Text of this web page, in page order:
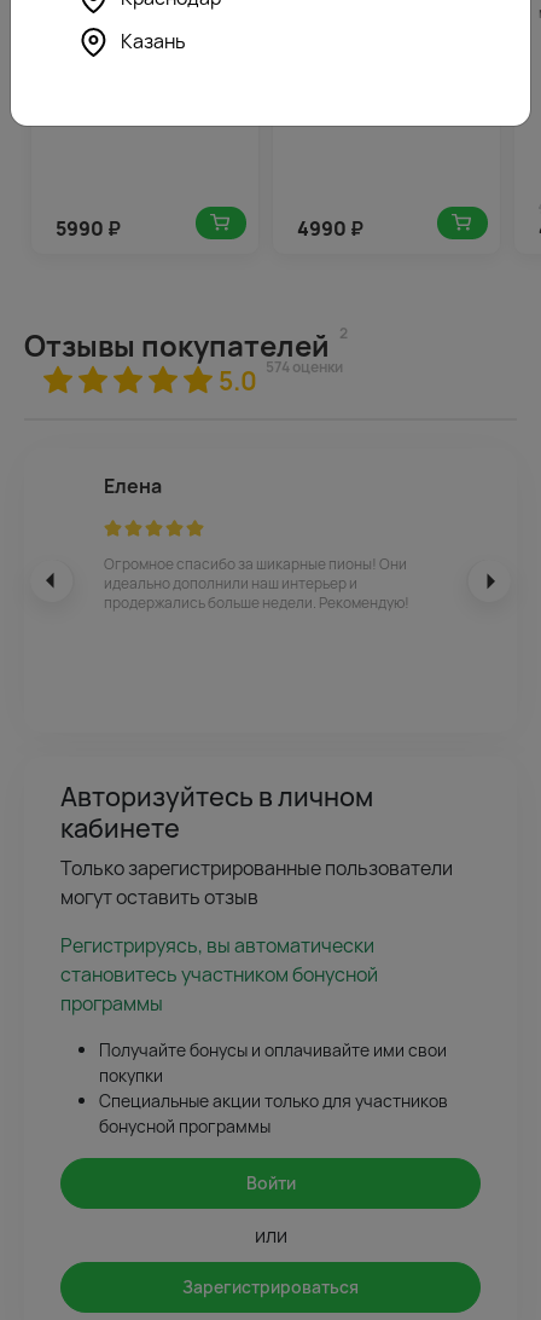
микс под ленту
5990 ₽ 4990 ₽
Отзывы покупателей 2
5.0 574 оценки
Елена
Огромное спасибо за шикарные пионы! Они
идеально дополнили наш интерьер и
продержались больше недели. Рекомендую!
Авторизуйтесь в личном
кабинете
Только зарегистрированные пользователи
могут оставить отзыв
Регистрируясь, вы автоматически
становитесь участником бонусной
программы
Получайте бонусы и оплачивайте ими свои
покупки
Специальные акции только для участников
бонусной программы
Войти
или
Зарегистрироваться
Казань